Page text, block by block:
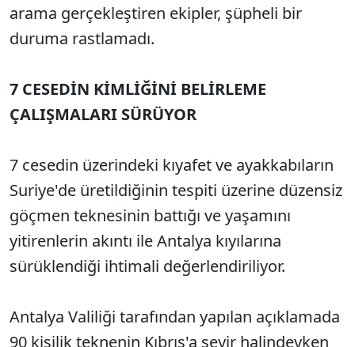
arama gerçekleştiren ekipler, şüpheli bir
duruma rastlamadı.
7 CESEDİN KİMLİĞİNİ BELİRLEME
ÇALIŞMALARI SÜRÜYOR
7 cesedin üzerindeki kıyafet ve ayakkabıların
Suriye'de üretildiğinin tespiti üzerine düzensiz
göçmen teknesinin battığı ve yaşamını
yitirenlerin akıntı ile Antalya kıyılarına
sürüklendiği ihtimali değerlendiriliyor.
Antalya Valiliği tarafından yapılan açıklamada
90 kişilik teknenin Kıbrıs'a seyir halindeyken